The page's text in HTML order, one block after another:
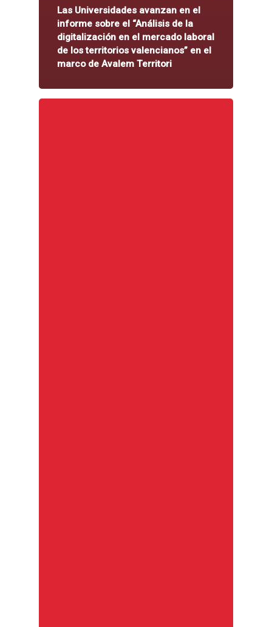
Las Universidades avanzan en el
informe sobre el “Análisis de la
digitalización en el mercado laboral
de los territorios valencianos” en el
marco de Avalem Territori